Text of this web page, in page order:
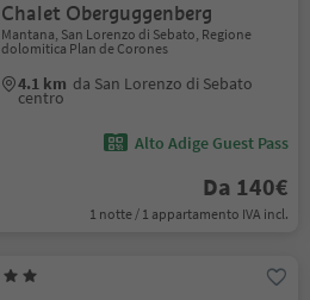
Chalet Oberguggenberg
Mantana, San Lorenzo di Sebato, Regione
dolomitica Plan de Corones
4.1 km da San Lorenzo di Sebato
centro
Alto Adige Guest Pass
Da 140€
1 notte / 1 appartamento IVA incl.